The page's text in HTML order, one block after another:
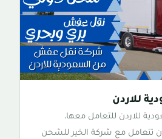
للاردن
للاردن للتعامل معها،
تتعامل مع شركة الخير للشحن